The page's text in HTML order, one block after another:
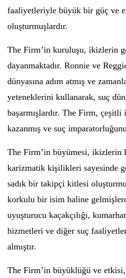
faaliyetleriyle büyük bir güç ve
oluşturmuşlardır.
The Firm’in kuruluşu, ikizlerin
dayanmaktadır. Ronnie ve
dünyasına adım atmış ve
yeteneklerini kullanarak, suç
başarmışlardır. The Firm,
kazanmış ve suç
The Firm’in büyümesi, ikizlerin
karizmatik kişilikleri sayesinde
sadık bir takipçi kitlesi
korkulu bir isim haline
uyuşturucu kaçakçılığı,
hizmetleri ve diğer suç
almıştır.
The Firm’in büyüklüğü ve